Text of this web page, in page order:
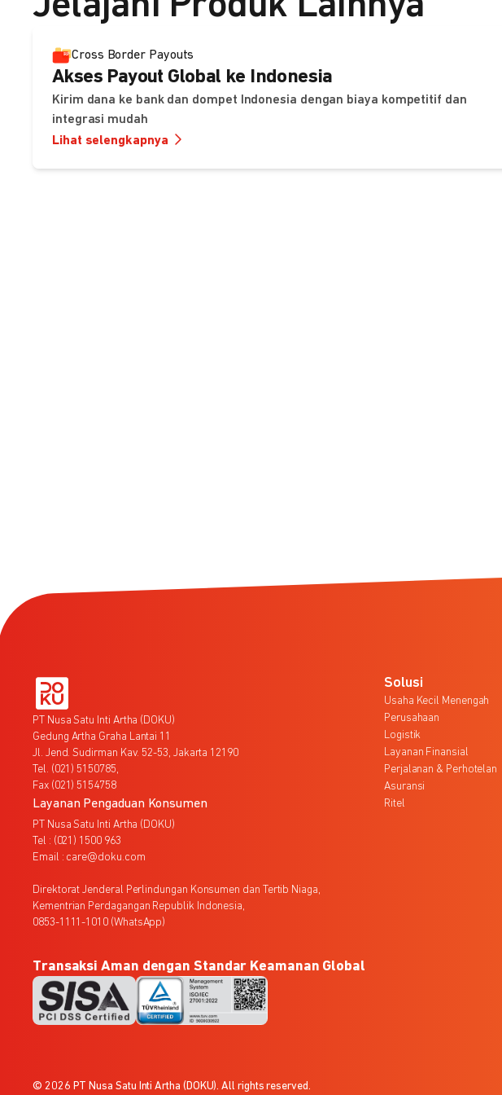
Cross Border Payouts
Akses Payout Global ke Indonesia
Kirim dana ke bank dan dompet Indonesia dengan biaya kompetitif dan
integrasi mudah
Lihat selengkapnya
PT Nusa Satu Inti Artha (DOKU)
Gedung Artha Graha Lantai 11
Jl. Jend. Sudirman Kav. 52-53, Jakarta 12190
Tel. (021) 5150785,
Fax (021) 5154758
Layanan Pengaduan Konsumen
PT Nusa Satu Inti Artha (DOKU)
Tel : (021) 1500 963
Email : care@doku.com
Direktorat Jenderal Perlindungan Konsumen dan Tertib Niaga,
Kementrian Perdagangan Republik Indonesia,
0853-1111-1010 (WhatsApp)
Solusi
Usaha Kecil Menengah
Perusahaan
Logistik
Layanan Finansial
Perjalanan & Perhotelan
Asuransi
Ritel
Transaksi Aman dengan Standar Keamanan Global
© 2026 PT Nusa Satu Inti Artha (DOKU). All rights reserved.